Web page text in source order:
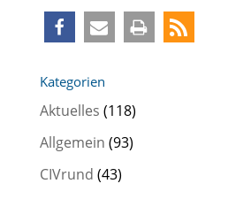
Kategorien
Aktuelles (118)
Allgemein (93)
CIVrund (43)